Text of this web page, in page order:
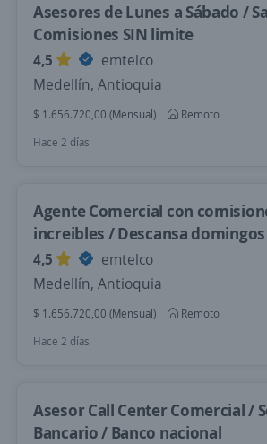
Asesores de Lunes a Sábado /
Comisiones SIN limite
4,5
emtelco
Medellín, Antioquia
$ 1.656.720,00 (Mensual)
Remoto
Hace 2 días
Agente Comercial con
increibles / Descansa
4,5
emtelco
Medellín, Antioquia
$ 1.656.720,00 (Mensual)
Remoto
Hace 2 días
Asesor Call Center Comercial /
Bancario / Banco nacional